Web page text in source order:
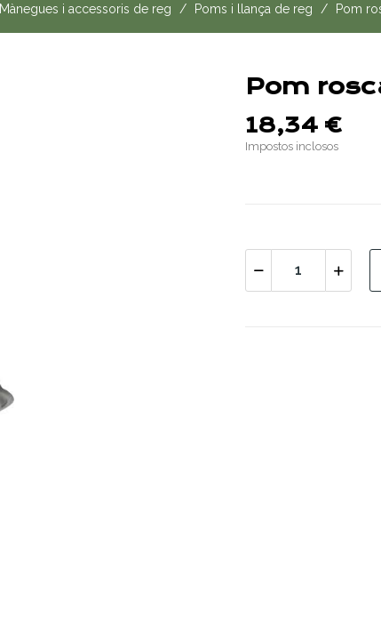
Mànegues i accessoris de reg Poms i llança de reg Pom
Pom
18,34 €
Impostos inclosos